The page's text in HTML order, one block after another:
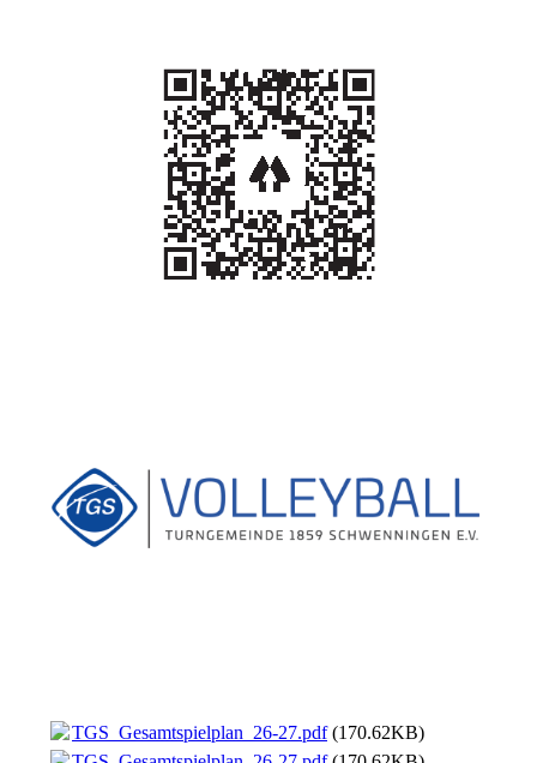
TGS_Gesamtspielplan_26-27.pdf(170.62KB)